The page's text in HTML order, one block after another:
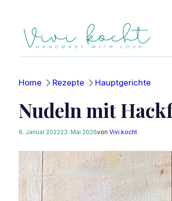
springen
Home Rezepte Hauptgerichte
Nudeln mit
6. Januar 202223. Mai 2026von Vivi kocht